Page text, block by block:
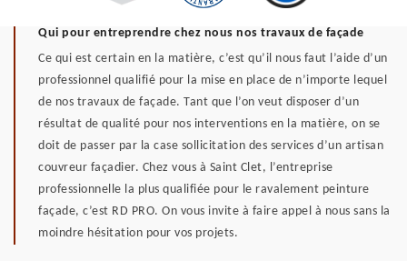
Qui pour entreprendre chez nous nos travaux de façade
Ce qui est certain en la matière, c’est qu’il nous faut l’aide d’un
professionnel qualifié pour la mise en place de n’importe lequel
de nos travaux de façade. Tant que l’on veut disposer d’un
résultat de qualité pour nos interventions en la matière, on se
doit de passer par la case sollicitation des services d’un artisan
couvreur façadier. Chez vous à Saint Clet, l’entreprise
professionnelle la plus qualifiée pour le ravalement peinture
façade, c’est RD PRO. On vous invite à faire appel à nous sans la
moindre hésitation pour vos projets.